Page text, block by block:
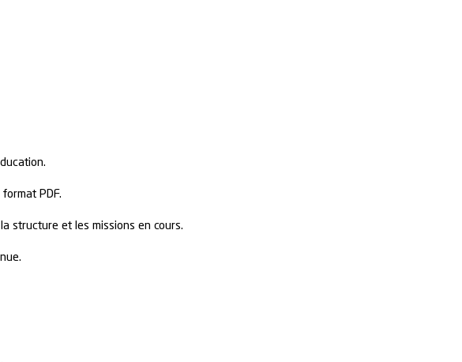
PDF.
structure et les missions en cours.